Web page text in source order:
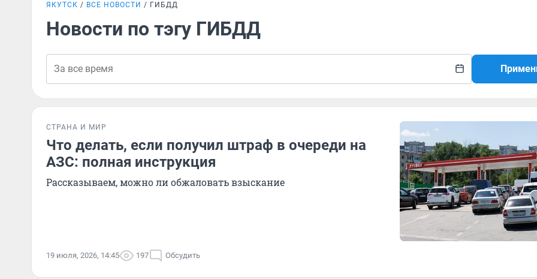
ЯКУТСК ВСЕ НОВОСТИ ГИБДД
Новости по тэгу ГИБДД
СТРАНА И МИР
Что делать, если получил штраф в очереди на
АЗС: полная инструкция
Рассказываем, можно ли обжаловать взыскание
19 июля, 2026, 14:45 197 Обсудить